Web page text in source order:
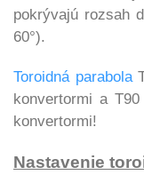
pokrývajú rozsah
60°).
Toroidná parabola
konvertormi a
konvertormi!
Nastavenie